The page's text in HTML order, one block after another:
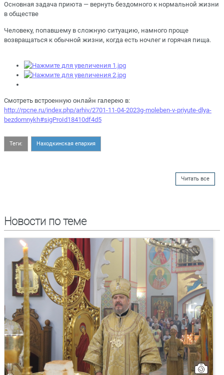
Основная задача приюта — вернуть бездомного к нормальной жизни
в обществе
Человеку, попавшему в сложную ситуацию, намного проще
возвращаться к обычной жизни, когда есть ночлег и горячая пища.
Смотреть встроенную онлайн галерею в:
http://rpcne.ru/index.php/arhiv/2701-11-04-2023g-moleben-v-priyute-dlya-
bezdomnykh#sigProId18410df4d5
Теги: Находкинская епархия
Читать все
Новости по теме